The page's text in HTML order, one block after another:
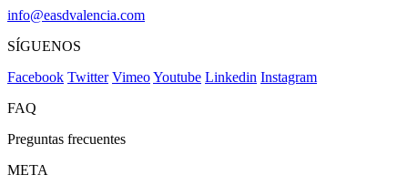
info@easdvalencia.com
SÍGUENOS
Facebook Twitter VimeoYoutube Linkedin Instagram
FAQ
Preguntas frecuentes
META